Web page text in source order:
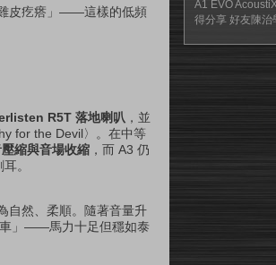
皮疙瘩」——這樣的低頻
R5T 落地喇叭 ，並
for the Devil〉。在中等
縮與音場收縮 ，而 A3 仍
。
自然、柔順。隨著音量升
車」——馬力十足但穩如泰
A1 EVO
得分享 好友陳治